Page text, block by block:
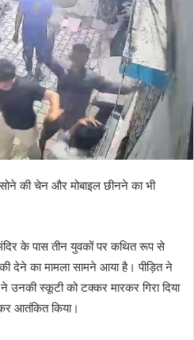
की चेन और मोबाइल छीनने का भी
के पास तीन युवकों पर कथित रूप से
देने का मामला सामने आया है। पीड़ित ने
उनकी स्कूटी को टक्कर मारकर गिरा दिया
आतंकित किया।